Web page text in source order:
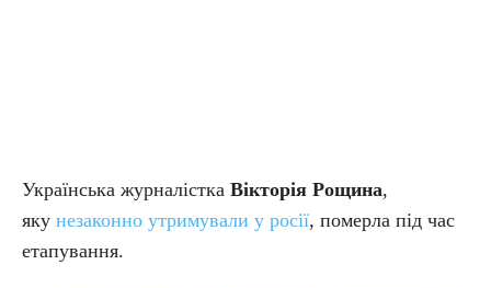
Українська журналістка Вікторія Рощина,
яку незаконно утримували у росії, померла під час
етапування.